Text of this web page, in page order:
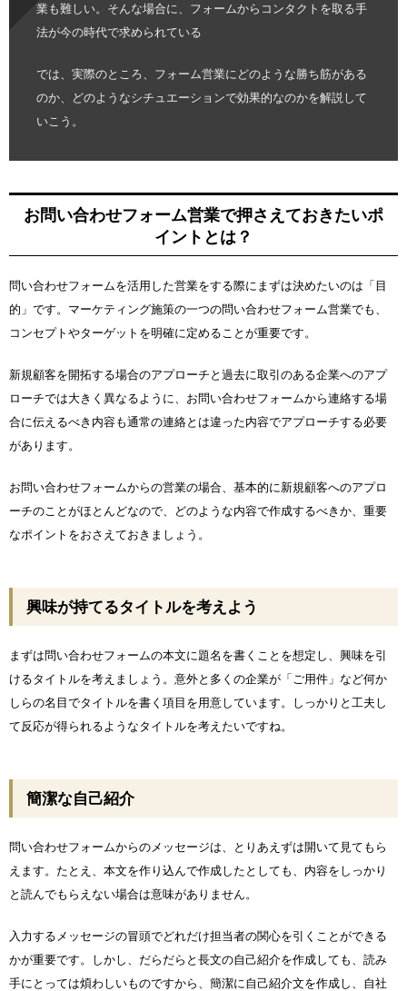
業も難しい。そんな場合に、フォームからコンタクトを取る手
法が今の時代で求められている
では、実際のところ、フォーム営業にどのような勝ち筋がある
のか、どのようなシチュエーションで効果的なのかを解説して
いこう。
お問い合わせフォーム営業で押さえておきたいポ
イントとは？
問い合わせフォームを活用した営業をする際にまずは決めたいのは「目
的」です。マーケティング施策の一つの問い合わせフォーム営業でも、
コンセプトやターゲットを明確に定めることが重要です。
新規顧客を開拓する場合のアプローチと過去に取引のある企業へのアプ
ローチでは大きく異なるように、お問い合わせフォームから連絡する場
合に伝えるべき内容も通常の連絡とは違った内容でアプローチする必要
があります。
お問い合わせフォームからの営業の場合、基本的に新規顧客へのアプロ
ーチのことがほとんどなので、どのような内容で作成するべきか、重要
なポイントをおさえておきましょう。
興味が持てるタイトルを考えよう
まずは問い合わせフォームの本文に題名を書くことを想定し、興味を引
けるタイトルを考えましょう。意外と多くの企業が「ご用件」など何か
しらの名目でタイトルを書く項目を用意しています。しっかりと工夫し
て反応が得られるようなタイトルを考えたいですね。
簡潔な自己紹介
問い合わせフォームからのメッセージは、とりあえずは開いて見てもら
えます。たとえ、本文を作り込んで作成したとしても、内容をしっかり
と読んでもらえない場合は意味がありません。
入力するメッセージの冒頭でどれだけ担当者の関心を引くことができる
かが重要です。しかし、だらだらと長文の自己紹介を作成しても、読み
手にとっては煩わしいものですから、簡潔に自己紹介文を作成し、自社